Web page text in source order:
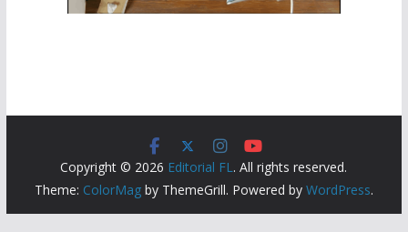
Copyright © 2026 Editorial FL. All rights reserved.
Theme: ColorMagby ThemeGrill. Powered by WordPress.